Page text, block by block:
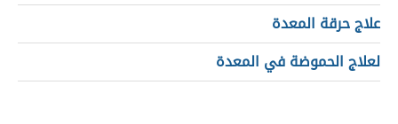
علاج حرقة المعدة
لعلاج الحموضة في المعدة